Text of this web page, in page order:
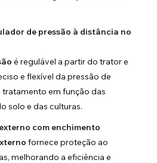
de pressão à distância no
é regulável a partir do trator e
e flexível da pressão de
em função das
solo e das culturas.
com enchimento
fornece proteção ao
melhorando a eficiência e